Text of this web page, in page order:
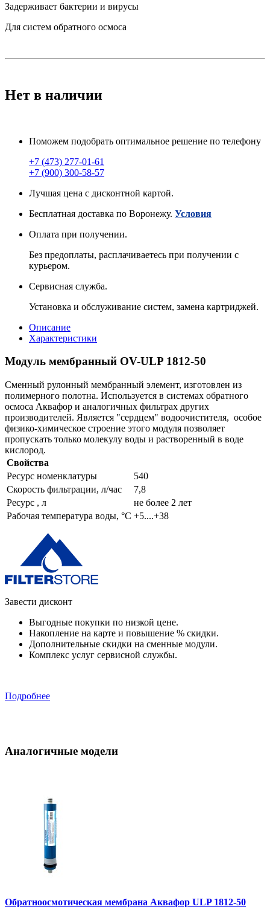
Задерживает бактерии и вирусы
Для систем обратного осмоса
Нет в наличии
Поможем подобрать оптимальное решение по телефону
+7 (473) 277-01-61
+7 (900) 300-58-57
Лучшая цена с дисконтной картой.
Бесплатная доставка по Воронежу. Условия
Оплата при получении.
Без предоплаты, расплачиваетесь при получении с
курьером.
Сервисная служба.
Установка и обслуживание систем, замена картриджей.
Описание
Характеристики
Модуль мембранный OV-ULP 1812-50
Сменный рулонный мембранный элемент, изготовлен из
полимерного полотна. Используется в системах обратного
осмоса Аквафор и аналогичных фильтрах других
производителей. Является "сердцем" водоочистителя, особое
физико-химическое строение этого модуля позволяет
пропускать только молекулу воды и растворенный в воде
кислород.
Свойства
Ресурс номенклатуры
540
Скорость фильтрации, л/час
7,8
Ресурс , л
не более 2 лет
Рабочая температура воды, °C +5....+38
Завести дисконт
Выгодные покупки по низкой цене.
Накопление на карте и повышение % скидки.
Дополнительные скидки на сменные модули.
Комплекс услуг сервисной службы.
Подробнее
Аналогичные модели
Обратноосмотическая мембрана Аквафор ULP 1812-50